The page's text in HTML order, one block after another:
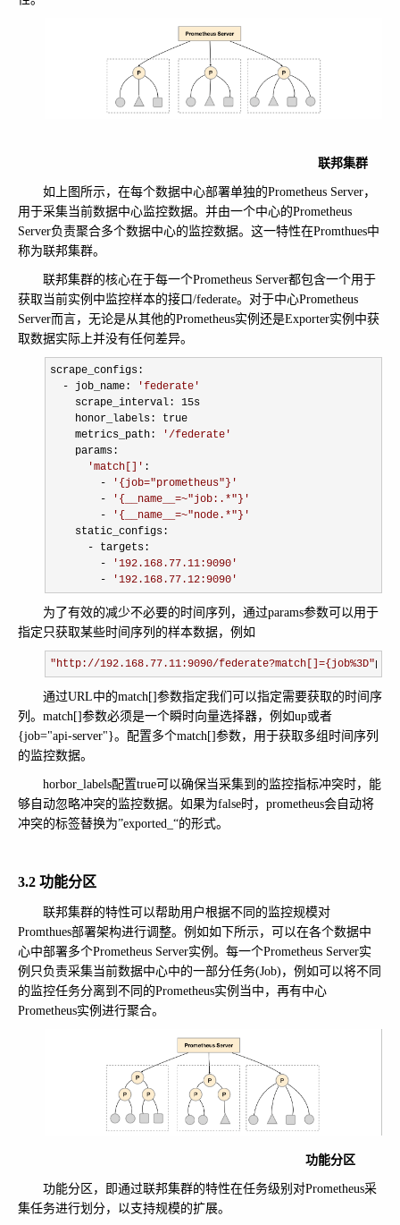
联邦集群
如上图所示，在每个数据中心部署单独的Prometheus Server，
用于采集当前数据中心监控数据。并由一个中心的Prometheus
Server负责聚合多个数据中心的监控数据。这一特性在Promthues中
称为联邦集群。
联邦集群的核心在于每一个Prometheus Server都包含一个用于
获取当前实例中监控样本的接口/federate。对于中心Prometheus
Server而言，无论是从其他的Prometheus实例还是Exporter实例中获
取数据实际上并没有任何差异。
scrape_configs:
- job_name:
'federate '
    scrape_interval: 15s
    honor_labels: true
    metrics_path:
'/federate '
    params:
'match[] ' :
-
' {job="prometheus"} '
        -
' {__name__=~"job:.*"} '
        -
' {__name__=~"node.*"} '
    static_configs:
- targets:
-
'192.168.77.11:9090 '
        -
'192.168.77.12:9090 '
为了有效的减少不必要的时间序列，通过params参数可以用于
指定只获取某些时间序列的样本数据，例如
"http://192.168.77.11:9090/federate?match[]={job%3D"
通过URL中的match[]参数指定我们可以指定需要获取的时间序
列。match[]参数必须是一个瞬时向量选择器，例如up或者
{job="api-server"}。配置多个match[]参数，用于获取多组时间序列
的监控数据。
horbor_labels配置true可以确保当采集到的监控指标冲突时，能
够自动忽略冲突的监控数据。如果为false时，prometheus会自动将
冲突的标签替换为”exported_“的形式。
3.2 功能分区
联邦集群的特性可以帮助用户根据不同的监控规模对
Promthues部署架构进行调整。例如如下所示，可以在各个数据中
心中部署多个Prometheus Server实例。每一个Prometheus Server实
例只负责采集当前数据中心中的一部分任务(Job)，例如可以将不同
的监控任务分离到不同的Prometheus实例当中，再有中心
Prometheus实例进行聚合。
功能分区
功能分区，即通过联邦集群的特性在任务级别对Prometheus采
集任务进行划分，以支持规模的扩展。